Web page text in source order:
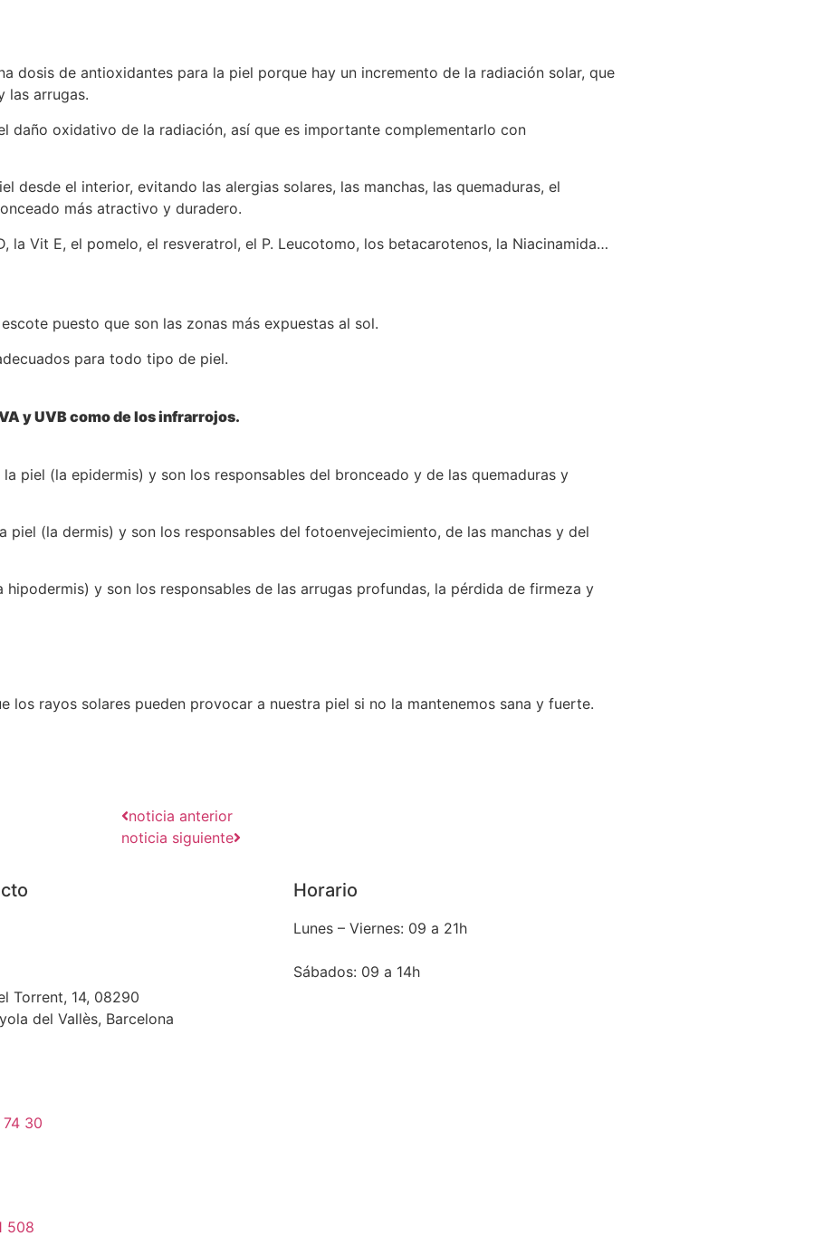
dosis de antioxidantes para la piel porque hay un incremento de la radiación solar, que
las arrugas.
daño oxidativo de la radiación, así que es importante complementarlo con
desde el interior, evitando las alergias solares, las manchas, las quemaduras, el
más atractivo y duradero.
la Vit E, el pomelo, el resveratrol, el P. Leucotomo, los betacarotenos, la Niacinamida…
puesto que son las zonas más expuestas al sol.
para todo tipo de piel.
y UVB como de los infrarrojos.
piel (la epidermis) y son los responsables del bronceado y de las quemaduras y
piel (la dermis) y son los responsables del fotoenvejecimiento, de las manchas y del
y son los responsables de las arrugas profundas, la pérdida de firmeza y
los rayos solares pueden provocar a nuestra piel si no la mantenemos sana y fuerte.
noticia anterior
noticia siguiente
Torrent, 14, 08290
del Vallès, Barcelona
30
508
Horario
Lunes – Viernes: 09 a 21h
Sábados: 09 a 14h